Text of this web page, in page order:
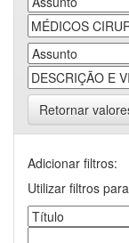
Retornar
Adicionar filtros:
Utilizar filtros